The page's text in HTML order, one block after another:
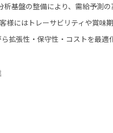
基盤の整備により、需給予測
にはトレーサビリティや賞味
拡張性・保守性・コストを最適